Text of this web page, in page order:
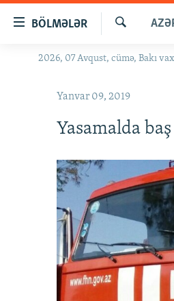
naviqasiyaya
BÖLMƏLƏR
GÜNDƏM
#ƏSLINDƏ
FƏRQƏ BAX
QANUNI DOĞRU
ARAŞDIRMA
MULTIMEDIA
FOTOQALEREYA
RADIO ARXIV
HAQQIMIZDA
Axtar
2026, 07 Avqust, cümə, Bakı
Yanvar 09, 2019
Yasamalda